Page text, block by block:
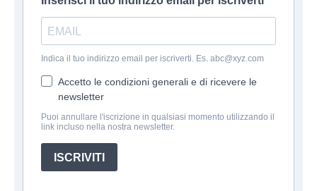
Indica il tuo indirizzo email per iscriverti. Es. abc@xyz.com
Accetto le condizioni generali e di ricevere le
newsletter
Puoi annullare l'iscrizione in qualsiasi momento utilizzando il
link incluso nella nostra newsletter.
ISCRIVITI